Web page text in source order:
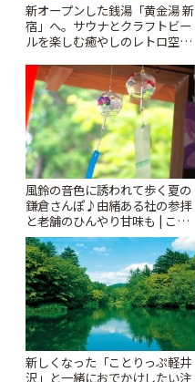
新オープンした銭湯「黄金湯 新
宿」へ。サウナとクラフトビー
ルを楽しむ癒やしのレトロ空間
風鈴の音色に誘われて歩く夏の
鎌倉さんぽ♪由緒ある社の参拝
と老舗のひんやり甘味も | こと
りっぷ
新しくなった「ことりっぷ軽井
沢」と一緒におでかけしたい注